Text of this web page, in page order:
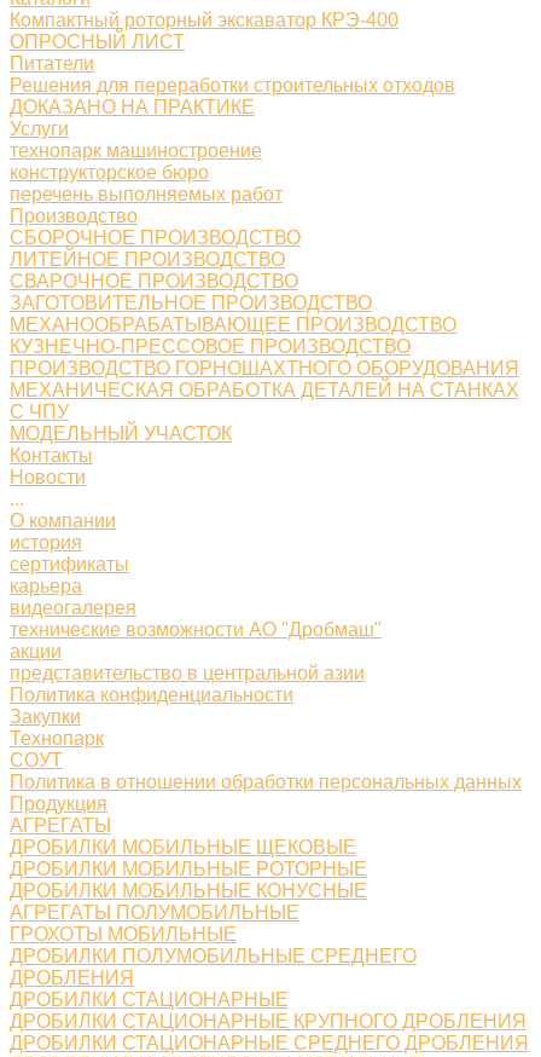
Компактный роторный экскаватор КРЭ-400
ОПРОСНЫЙ ЛИСТ
Питатели
Решения для переработки строительных отходов
ДОКАЗАНО НА ПРАКТИКЕ
Услуги
технопарк машиностроение
конструкторское бюро
перечень выполняемых работ
Производство
СБОРОЧНОЕ ПРОИЗВОДСТВО
ЛИТЕЙНОЕ ПРОИЗВОДСТВО
СВАРОЧНОЕ ПРОИЗВОДСТВО
ЗАГОТОВИТЕЛЬНОЕ ПРОИЗВОДСТВО
МЕХАНООБРАБАТЫВАЮЩЕЕ ПРОИЗВОДСТВО
КУЗНЕЧНО-ПРЕССОВОЕ ПРОИЗВОДСТВО
ПРОИЗВОДСТВО ГОРНОШАХТНОГО ОБОРУДОВАНИЯ
МЕХАНИЧЕСКАЯ ОБРАБОТКА ДЕТАЛЕЙ НА СТАНКАХ
С ЧПУ
МОДЕЛЬНЫЙ УЧАСТОК
Контакты
Новости
...
О компании
история
сертификаты
карьера
видеогалерея
технические возможности АО "Дробмаш"
акции
представительство в центральной азии
Политика конфиденциальности
Закупки
Технопарк
СОУТ
Политика в отношении обработки персональных данных
Продукция
АГРЕГАТЫ
ДРОБИЛКИ МОБИЛЬНЫЕ ЩЕКОВЫЕ
ДРОБИЛКИ МОБИЛЬНЫЕ РОТОРНЫЕ
ДРОБИЛКИ МОБИЛЬНЫЕ КОНУСНЫЕ
АГРЕГАТЫ ПОЛУМОБИЛЬНЫЕ
ГРОХОТЫ МОБИЛЬНЫЕ
ДРОБИЛКИ ПОЛУМОБИЛЬНЫЕ СРЕДНЕГО
ДРОБЛЕНИЯ
ДРОБИЛКИ СТАЦИОНАРНЫЕ
ДРОБИЛКИ СТАЦИОНАРНЫЕ КРУПНОГО ДРОБЛЕНИЯ
ДРОБИЛКИ СТАЦИОНАРНЫЕ СРЕДНЕГО ДРОБЛЕНИЯ